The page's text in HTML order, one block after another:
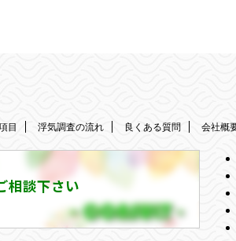
目 浮気調査の流れ 良くある質問 会社概
相談下さい